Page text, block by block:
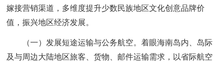
嫁接营销渠道，多维度提升少数民族地区文化创意品牌价
值，振兴地区经济发展。
（一）发展短途运输与公务航空。着眼海南岛内、岛际
及与周边大陆地区旅客、货物、邮件运输需求，以省际航空